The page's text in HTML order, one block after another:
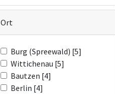
Ort
Burg (Spreewald) [5]
Wittichenau [5]
Bautzen [4]
Berlin [4]